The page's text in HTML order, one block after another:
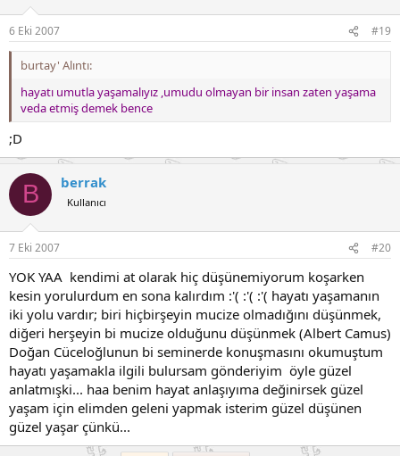
6 Eki 2007 #19
burtay' Alıntı:
hayatı umutla yaşamalıyız ,umudu olmayan bir insan zaten yaşama
veda etmiş demek bence
;D
B berrak
Kullanıcı
7 Eki 2007 #20
YOK YAA kendimi at olarak hiç düşünemiyorum koşarken
kesin yorulurdum en sona kalırdım :'( :'( :'( hayatı yaşamanın
iki yolu vardır; biri hiçbirşeyin mucize olmadığını düşünmek,
diğeri herşeyin bi mucize olduğunu düşünmek (Albert Camus)
Doğan Cüceloğlunun bi seminerde konuşmasını okumuştum
hayatı yaşamakla ilgili bulursam gönderiyim öyle güzel
anlatmışki... haa benim hayat anlaşıyıma değinirsek güzel
yaşam için elimden geleni yapmak isterim güzel düşünen
güzel yaşar çünkü...